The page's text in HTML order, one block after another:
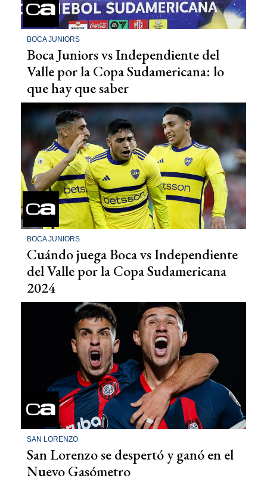
BOCA JUNIORS
Boca Juniors vs Independiente del
Valle por la Copa Sudamericana: lo
que hay que saber
BOCA JUNIORS
Cuándo juega Boca vs Independiente
del Valle por la Copa Sudamericana
2024
SAN LORENZO
San Lorenzo se despertó y ganó en el
Nuevo Gasómetro